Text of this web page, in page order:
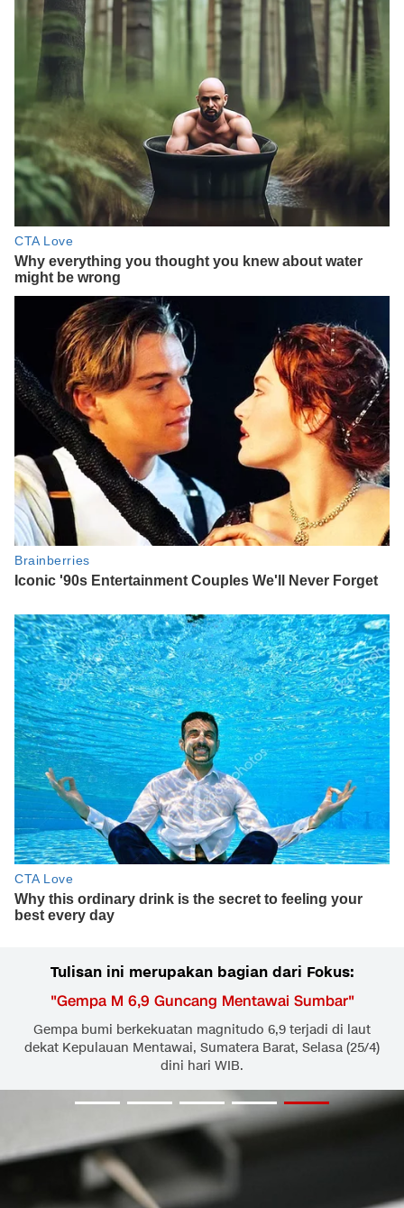
Tulisan ini merupakan bagian dari Fokus:
"Gempa M 6,9 Guncang Mentawai Sumbar"
Gempa bumi berkekuatan magnitudo 6,9 terjadi di laut
dekat Kepulauan Mentawai, Sumatera Barat, Selasa (25/4)
dini hari WIB.